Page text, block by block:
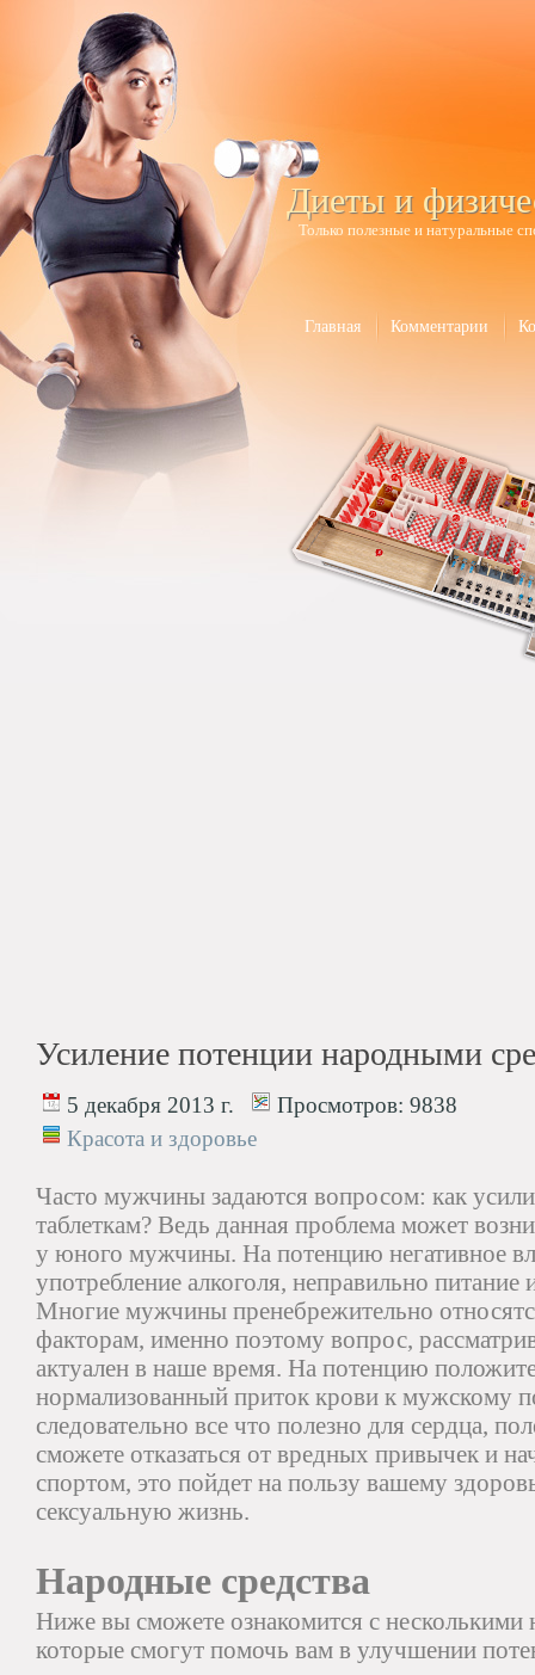
Диеты и
Только полезные и натуральные
Главная Комментарии
Усиление потенции народными
5 декабря 2013 г. Просмотров: 9838
Красота и здоровье
Часто мужчины задаются вопросом: как
таблеткам? Ведь данная проблема может
у юного мужчины. На потенцию негативное
употребление алкоголя, неправильно
Многие мужчины пренебрежительно
факторам, именно поэтому вопрос,
актуален в наше время. На потенцию
нормализованный приток крови к мужскому
следовательно все что полезно для сердца,
сможете отказаться от вредных привычек и
спортом, это пойдет на пользу вашему
сексуальную жизнь.
Народные средства
Ниже вы сможете ознакомится с несколькими
которые смогут помочь вам в улучшении